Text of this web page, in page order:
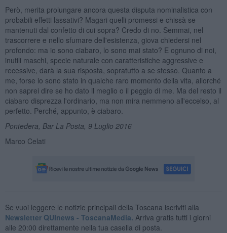
Però, merita prolungare ancora questa disputa nominalistica con
probabili effetti lassativi? Magari quelli promessi e chissà se
mantenuti dal confetto di cui sopra? Credo di no. Semmai, nel
trascorrere e nello sfumare dell'esistenza, giova chiedersi nel
profondo: ma io sono ciabaro, lo sono mai stato? E ognuno di noi,
inutili maschi, specie naturale con caratteristiche aggressive e
recessive, darà la sua risposta, sopratutto a se stesso. Quanto a
me, forse lo sono stato in qualche raro momento della vita, allorché
non saprei dire se ho dato il meglio o il peggio di me. Ma del resto il
ciabaro disprezza l'ordinario, ma non mira nemmeno all'eccelso, al
perfetto. Perché, appunto, è ciabaro.
Pontedera, Bar La Posta, 9 Luglio 2016
Marco Celati
Se vuoi leggere le notizie principali della Toscana iscriviti alla
Newsletter QUInews - ToscanaMedia. Arriva gratis tutti i giorni
alle 20:00 direttamente nella tua casella di posta.